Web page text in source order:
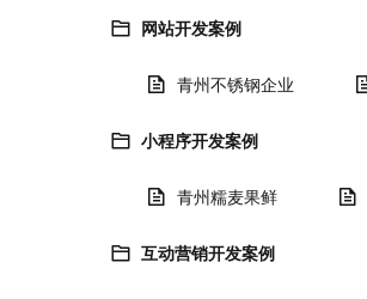
网站开发案例
青州不锈钢企业
小程序开发案例
青州糯麦果鲜
互动营销开发案例